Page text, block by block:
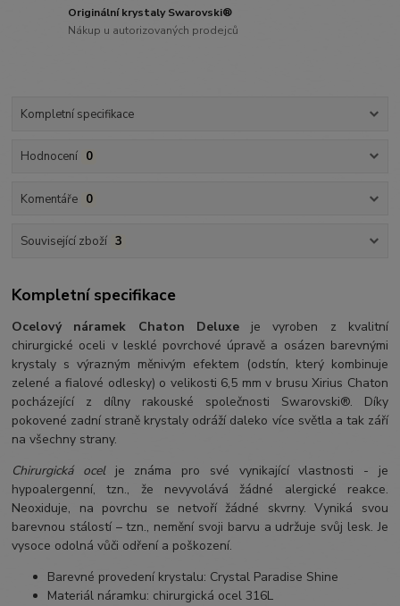
Originální krystaly Swarovski®
Nákup u autorizovaných prodejců
Kompletní specifikace
Hodnocení 0
Komentáře 0
Související zboží 3
Kompletní specifikace
Ocelový náramek Chaton Deluxeje vyroben z kvalitní
chirurgické oceli v lesklé povrchové úpravě a osázen barevnými
krystaly s výrazným měnivým efektem (odstín, který kombinuje
zelené a fialové odlesky) o velikosti 6,5 mm v brusu Xirius Chaton
pocházející z dílny rakouské společnosti Swarovski®. Díky
pokovené zadní straně krystaly odráží daleko více světla a tak září
na všechny strany.
Chirurgická ocelje známa pro své vynikající vlastnosti - je
hypoalergenní, tzn., že nevyvolává žádné alergické reakce.
Neoxiduje, na povrchu se netvoří žádné skvrny. Vyniká svou
barevnou stálostí – tzn., nemění svoji barvu a udržuje svůj lesk. Je
vysoce odolná vůči odření a poškození.
Barevné provedení krystalu: Crystal Paradise Shine
Materiál náramku: chirurgická ocel 316L